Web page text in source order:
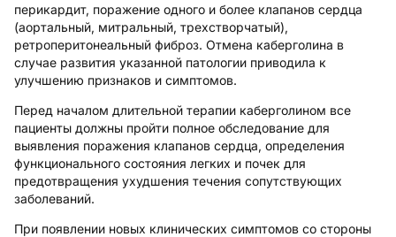
перикардит, поражение одного и более клапанов сердца
(аортальный, митральный, трехстворчатый),
ретроперитонеальный фиброз. Отмена каберголина в
случае развития указанной патологии приводила к
улучшению признаков и симптомов.
Перед началом длительной терапии каберголином все
пациенты должны пройти полное обследование для
выявления поражения клапанов сердца, определения
функционального состояния легких и почек для
предотвращения ухудшения течения сопутствующих
заболеваний.
При появлении новых клинических симптомов со стороны